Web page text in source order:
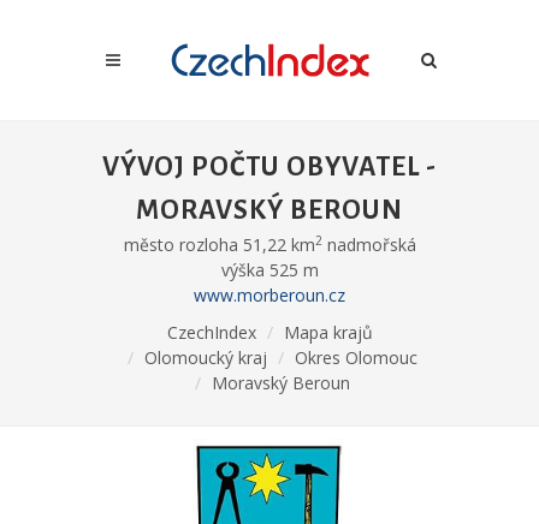
VÝVOJ POČTU OBYVATEL -
MORAVSKÝ BEROUN
město rozloha 51,22 km2nadmořská
výška 525 m
www.morberoun.cz
CzechIndex
Mapa krajů
Olomoucký kraj
Okres Olomouc
Moravský Beroun